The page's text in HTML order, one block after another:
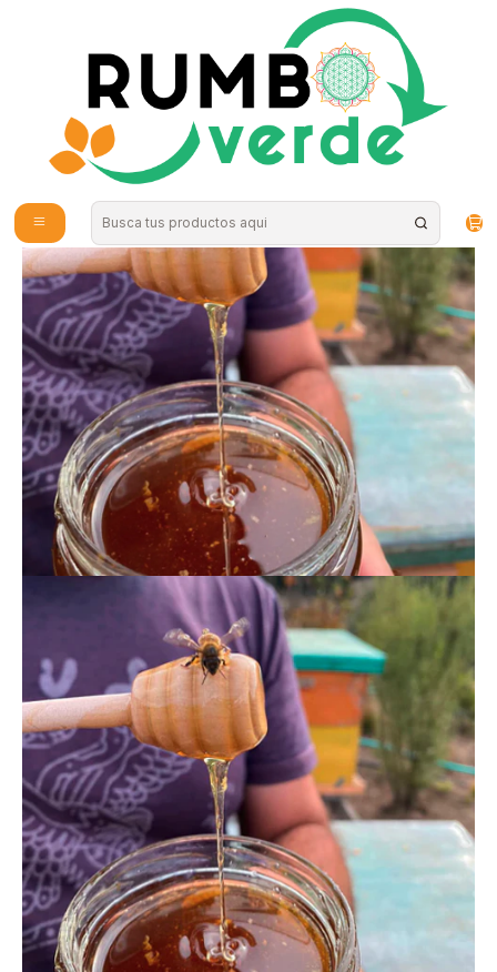
Envío gratis por compras sobre los 59.990 en la provincia de Santiago
Endulzantes Naturales